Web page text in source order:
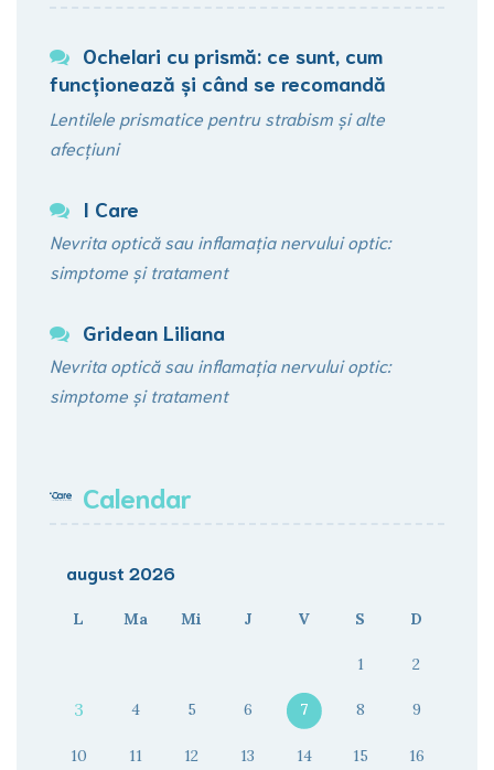
Ochelari cu prismă: ce sunt, cum
funcționează şi când se recomandă
Lentilele prismatice pentru strabism și alte
afecțiuni
I Care
Nevrita optică sau inflamația nervului optic:
simptome și tratament
Gridean Liliana
Nevrita optică sau inflamația nervului optic:
simptome și tratament
Calendar
august 2026
L Ma Mi J V S D
1 2
3 4 5 6 7 8 9
10 11 12 13 14 15 16